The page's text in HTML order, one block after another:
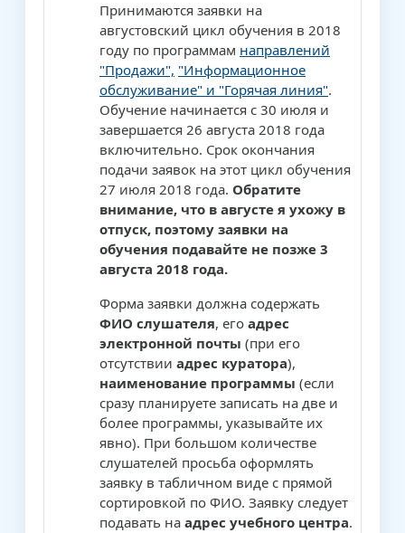
Принимаются заявки на
августовский цикл обучения в 2018
году по программам направлений
"Продажи", "Информационное
обслуживание" и "Горячая линия".
Обучение начинается с 30 июля и
завершается 26 августа 2018 года
включительно. Срок окончания
подачи заявок на этот цикл обучения
27 июля 2018 года. Обратите
внимание, что в августе я ухожу в
отпуск, поэтому заявки на
обучения подавайте не позже 3
августа 2018 года.
Форма заявки должна содержать
ФИО слушателя, его адрес
электронной почты (при его
отсутствии адрес куратора),
наименование программы (если
сразу планируете записать на две и
более программы, указывайте их
явно). При большом количестве
слушателей просьба оформлять
заявку в табличном виде с прямой
сортировкой по ФИО. Заявку следует
подавать на адрес учебного центра.